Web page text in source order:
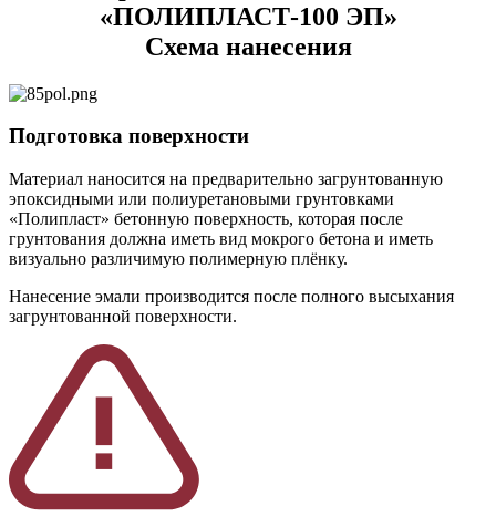
«ПОЛИПЛАСТ-100 ЭП»
Схема нанесения
Подготовка поверхности
Материал наносится на предварительно загрунтованную
эпоксидными или полиуретановыми грунтовками
«Полипласт» бетонную поверхность, которая после
грунтования должна иметь вид мокрого бетона и иметь
визуально различимую полимерную плёнку.
Нанесение эмали производится после полного высыхания
загрунтованной поверхности.